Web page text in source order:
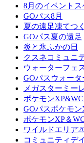
8月のイベント
GOパス8月
夏の遠足凍てつ
GOパス夏の遠足
炎と氷ふかの日
クスネコミュニ
ウォーターフェ
GOパスウォータ
メガスターミー
ポケモン
GOパスポケモン
ポケモンXP＆
ワイルドエリア
コミュニティデ